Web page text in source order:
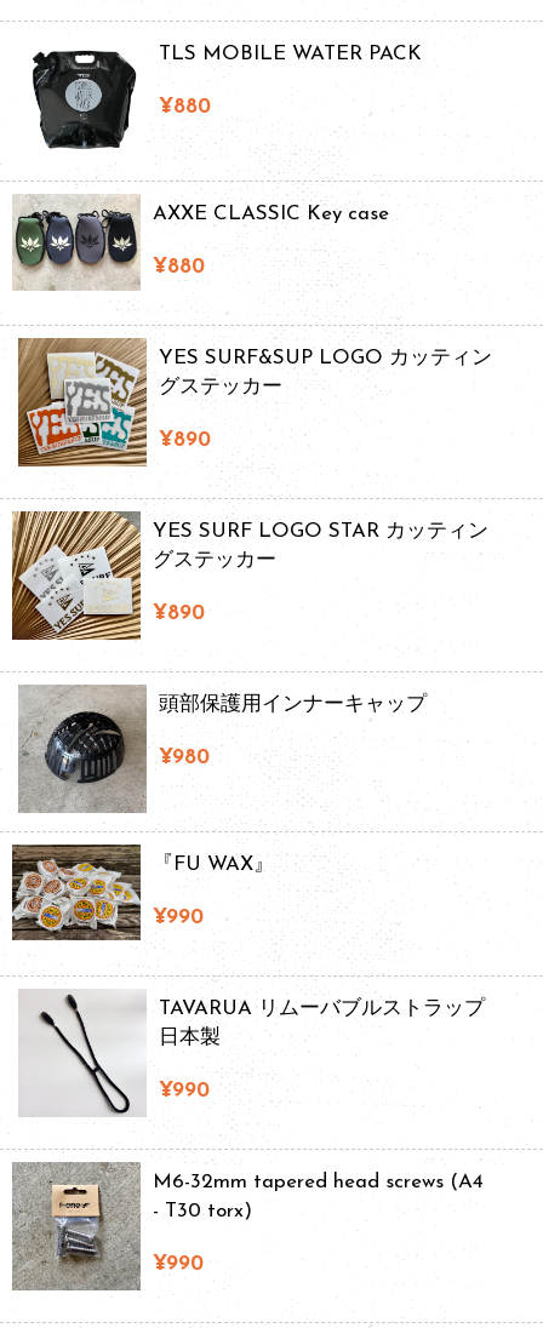
TLS MOBILE WATER PACK
¥880
AXXE CLASSIC Key case
¥880
YES SURF&SUP LOGO カッティン
グステッカー
¥890
YES SURF LOGO STAR カッティン
グステッカー
¥890
頭部保護用インナーキャップ
¥980
『FU WAX』
¥990
TAVARUA リムーバブルストラップ
日本製
¥990
M6-32mm tapered head screws (A4
- T30 torx)
¥990